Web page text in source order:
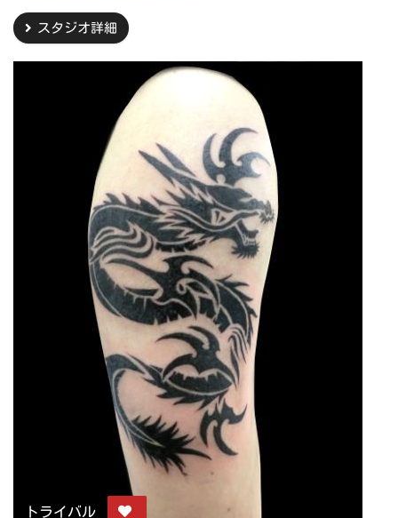
スタジオ詳細
トライバル